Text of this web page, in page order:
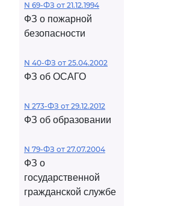
N 69-ФЗ от 21.12.1994
ФЗ о пожарной
безопасности
N 40-ФЗ от 25.04.2002
ФЗ об ОСАГО
N 273-ФЗ от 29.12.2012
ФЗ об образовании
N 79-ФЗ от 27.07.2004
ФЗ о
государственной
гражданской службе